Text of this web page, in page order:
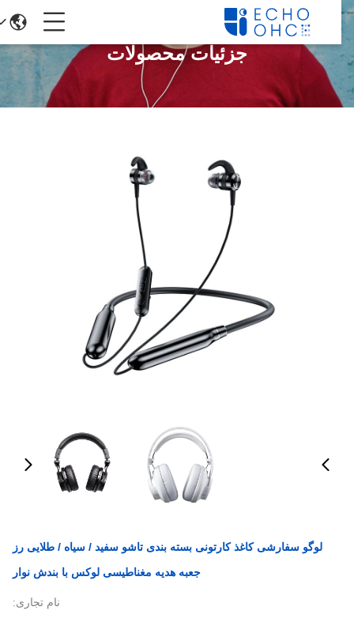
جزئیات محصولات
لوگو سفارشی کاغذ کارتونی بسته بندی تاشو سفید / سیاه / طلایی رز
جعبه هدیه مغناطیسی لوکس با بندش نوار
نام تجاری: